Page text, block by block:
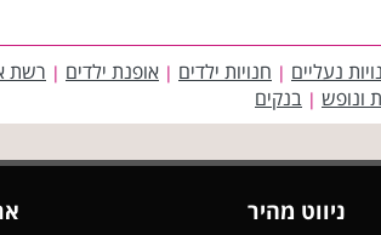
נעליים | חנויות ילדים | אופנת ילדים | רשת
ונופש | בנקים
ניווט מהיר